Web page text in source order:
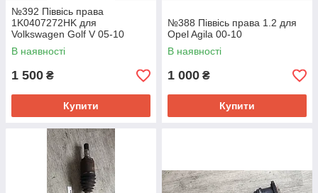
№392 Піввісь права
1K0407272HK для
Volkswagen Golf V 05-10
В наявності
1 500 ₴
Купити
№388 Піввісь права 1.2 для
Opel Agila 00-10
В наявності
1 000 ₴
Купити